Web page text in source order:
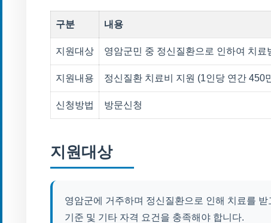
구분 내용
지원대상 영암군민 중 정신질환으로 인하여 치료
지원내용 정신질환 치료비 지원 (1인당 연간 450
신청방법 방문신청
지원대상
영암군에 거주하며 정신질환으로 인해 치료를
기준 및 기타 자격 요건을 충족해야 합니다.